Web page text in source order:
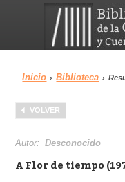
Menu
Biblioteca
Inicio › Biblioteca ›
VOLVER
Autor:Desconocido
A Flor de tiempo